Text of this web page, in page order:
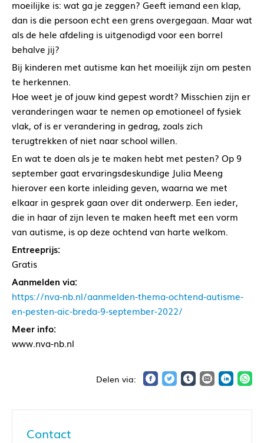
moeilijke is: wat ga je zeggen? Geeft iemand een klap,
dan is die persoon echt een grens overgegaan. Maar wat
als de hele afdeling is uitgenodigd voor een borrel
behalve jij?
Bij kinderen met autisme kan het moeilijk zijn om pesten
te herkennen.
Hoe weet je of jouw kind gepest wordt? Misschien zijn er
veranderingen waar te nemen op emotioneel of fysiek
vlak, of is er verandering in gedrag, zoals zich
terugtrekken of niet naar school willen.
En wat te doen als je te maken hebt met pesten? Op 9
september gaat ervaringsdeskundige Julia Meeng
hierover een korte inleiding geven, waarna we met
elkaar in gesprek gaan over dit onderwerp. Een ieder,
die in haar of zijn leven te maken heeft met een vorm
van autisme, is op deze ochtend van harte welkom.
Entreeprijs:
Gratis
Aanmelden via:
https://nva-nb.nl/aanmelden-thema-ochtend-autisme-
en-pesten-aic-breda-9-september-2022/
Meer info:
www.nva-nb.nl
Contact